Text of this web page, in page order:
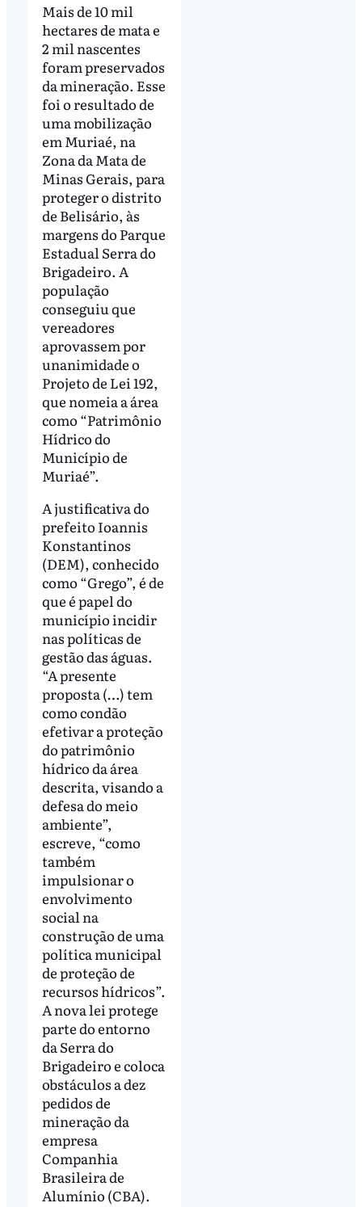
Mais de 10 mil
hectares de mata e
2 mil nascentes
foram preservados
da mineração. Esse
foi o resultado de
uma mobilização
em Muriaé, na
Zona da Mata de
Minas Gerais, para
proteger o distrito
de Belisário, às
margens do Parque
Estadual Serra do
Brigadeiro. A
população
conseguiu que
vereadores
aprovassem por
unanimidade o
Projeto de Lei 192,
que nomeia a área
como “Patrimônio
Hídrico do
Município de
Muriaé”.
A justificativa do
prefeito Ioannis
Konstantinos
(DEM), conhecido
como “Grego”, é de
que é papel do
município incidir
nas políticas de
gestão das águas.
“A presente
proposta (…) tem
como condão
efetivar a proteção
do patrimônio
hídrico da área
descrita, visando a
defesa do meio
ambiente”,
escreve, “como
também
impulsionar o
envolvimento
social na
construção de uma
política municipal
de proteção de
recursos hídricos”.
A nova lei protege
parte do entorno
da Serra do
Brigadeiro e coloca
obstáculos a dez
pedidos de
mineração da
empresa
Companhia
Brasileira de
Alumínio (CBA).